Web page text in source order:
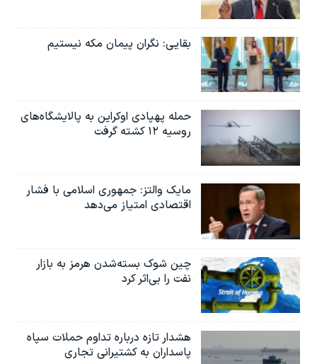
بقایی: نگران پیمان مکه نیستیم
حمله پهپادی اوکراین به پالایشگاه‌های
روسیه ۱۲ کشته گرفت
مایک والتز: جمهوری اسلامی با فشار
اقتصادی امتیاز می‌دهد
چین شوک بسته‌شدن هرمز به بازار
نفت را بی‌اثر کرد
هشدار تازه درباره تداوم حملات سپاه
پاسداران به کشتیرانی تجاری